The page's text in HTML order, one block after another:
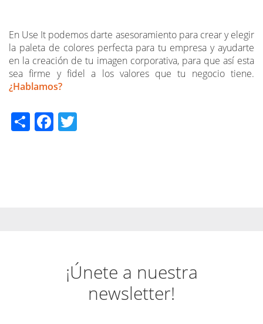
En Use It podemos darte asesoramiento para crear y elegir
la paleta de colores perfecta para tu empresa y ayudarte
en la creación de tu imagen corporativa, para que así esta
sea firme y fidel a los valores que tu negocio tiene.
¿Hablamos?
ShareFacebook
¡Únete a nuestra
newsletter!